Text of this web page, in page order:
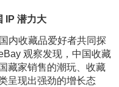
IP 潜力大
内收藏品爱好者共同探
观察发现，中国收藏
藏家销售的潮玩、收藏
呈现出强劲的增长态